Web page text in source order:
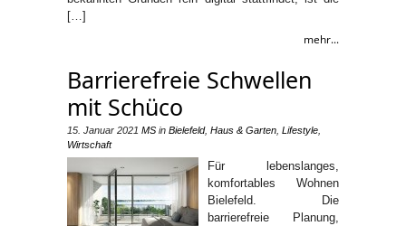
[…]
mehr...
Barrierefreie Schwellen
mit Schüco
15. Januar 2021 MS in Bielefeld, Haus & Garten Lifestyle
Wirtschaft
Für lebenslanges,
komfortables Wohnen
Bielefeld. Die
barrierefreie Planung,